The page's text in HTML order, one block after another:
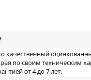
качественный
по своим техническим
от 4 до 7 лет.